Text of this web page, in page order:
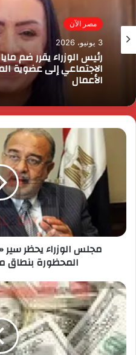
مصر الآن
3 يونيو، 2026
رئيس الوزراء يقرر ضم
الاجتماعي إلى عضوية
الأعمال
مجلس الوزراء يحظر سير
المحظورة بنطاق